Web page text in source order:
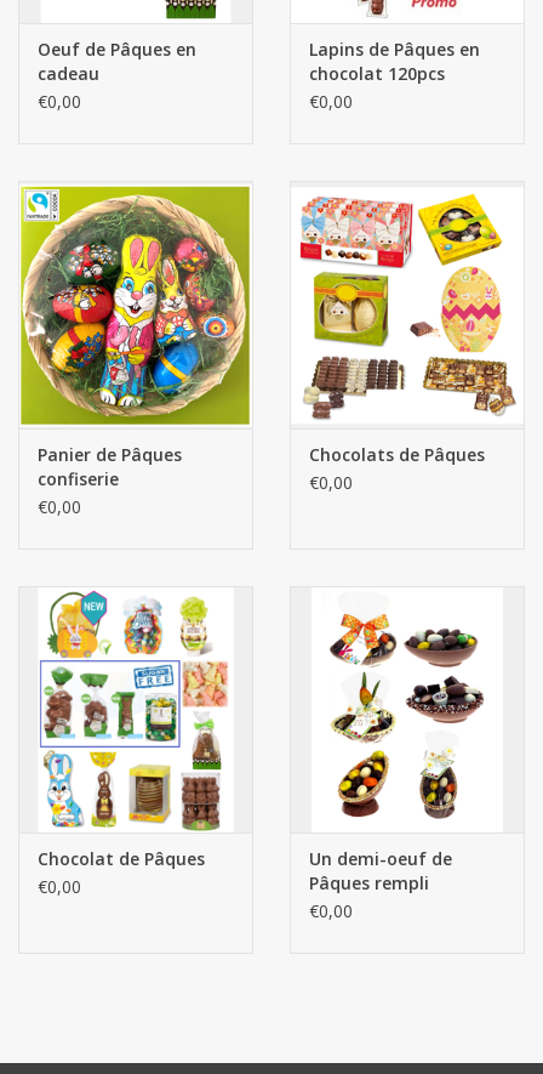
Oeuf de Pâques en
cadeau
€0,00
Lapins de Pâques en
chocolat 120pcs
€0,00
Panier de Pâques
confiserie
€0,00
Chocolats de Pâques
€0,00
Chocolat de Pâques
€0,00
Un demi-oeuf de
Pâques rempli
€0,00